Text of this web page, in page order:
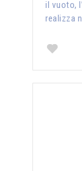
il vuoto,
realizza